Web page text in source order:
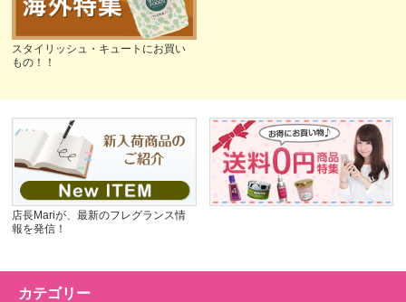
スタイリッシュ・キュートにお買い
もの！！
店長Mariが、最新のフレグランス情
報を発信！
カテゴリー